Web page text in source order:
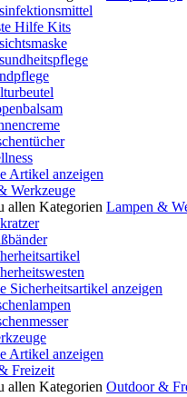
Hilfe Kits
Artikel anzeigen
Werkzeuge
allen Kategorien Lampen &
Sicherheitsartikel anzeigen
Artikel anzeigen
Freizeit
allen Kategorien Outdoor &